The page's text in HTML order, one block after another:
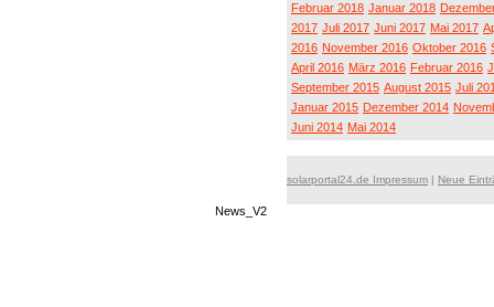
Februar 2018 Januar 2018
2017 Juli 2017 Juni 2017 Mai 2017
2016 November 2016 Oktober 2016
April 2016 März 2016 Februar 2016
September 2015 August 2015 Juli
Januar 2015 Dezember 2014
Juni 2014 Mai 2014
solarportal24.de Impressum | Neue
News_V2